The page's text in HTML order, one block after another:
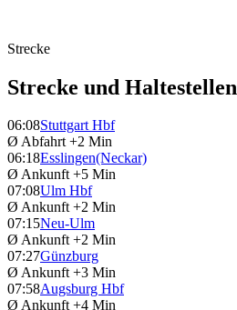
Strecke
Strecke und Haltestellen
06:08Stuttgart Hbf
Ø Abfahrt +2 Min
06:18Esslingen(Neckar)
Ø Ankunft +5 Min
07:08Ulm Hbf
Ø Ankunft +2 Min
07:15Neu-Ulm
Ø Ankunft +2 Min
07:27Günzburg
Ø Ankunft +3 Min
07:58Augsburg Hbf
Ø Ankunft +4 Min